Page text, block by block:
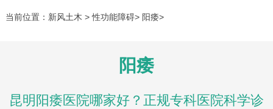
当前位置： 新风土木 >性功能障碍> 阳痿>
阳痿
昆明阳痿医院哪家好？正规专科医院科学诊